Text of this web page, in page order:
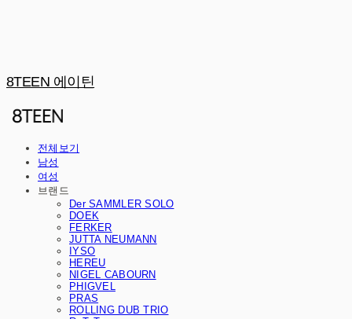
8TEEN 에이틴
전체보기
남성
여성
브랜드
Der SAMMLER SOLO
DOEK
FERKER
JUTTA NEUMANN
IYSO
HEREU
NIGEL CABOURN
PHIGVEL
PRAS
ROLLING DUB TRIO